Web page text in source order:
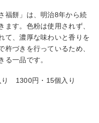
福餅」は、明治8年から続
ます。色粉は使用されず、
て、濃厚な味わいと香りを
づきを行っているため、
る一品です。
り 1300円・15個入り